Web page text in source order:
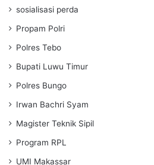
sosialisasi perda
Propam Polri
Polres Tebo
Bupati Luwu Timur
Polres Bungo
Irwan Bachri Syam
Magister Teknik Sipil
Program RPL
UMI Makassar